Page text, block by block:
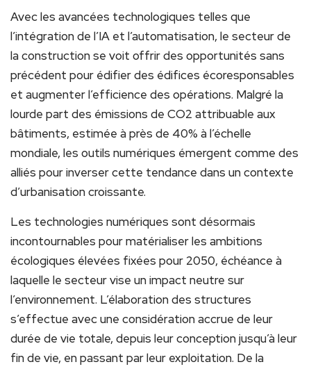
Avec les avancées technologiques telles que
l’intégration de l’IA et l’automatisation, le secteur de
la construction se voit offrir des opportunités sans
précédent pour édifier des édifices écoresponsables
et augmenter l’efficience des opérations. Malgré la
lourde part des émissions de CO2 attribuable aux
bâtiments, estimée à près de 40% à l’échelle
mondiale, les outils numériques émergent comme des
alliés pour inverser cette tendance dans un contexte
d’urbanisation croissante.
Les technologies numériques sont désormais
incontournables pour matérialiser les ambitions
écologiques élevées fixées pour 2050, échéance à
laquelle le secteur vise un impact neutre sur
l’environnement. L’élaboration des structures
s’effectue avec une considération accrue de leur
durée de vie totale, depuis leur conception jusqu’à leur
fin de vie, en passant par leur exploitation. De la